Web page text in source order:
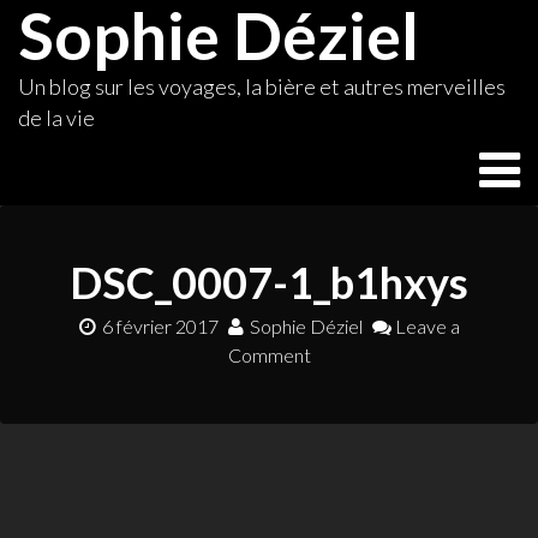
SkipSophie Déziel
Un blog sur les voyages, la bière et autres merveilles
de la vie
DSC_0007-1_b1hxys
6 février 2017 Sophie Déziel
Leave a
Comment